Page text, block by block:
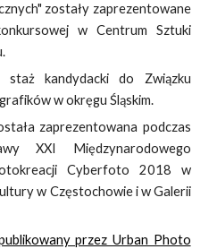
zostały zaprezentowane
w Centrum Sztuki
staż kandydacki do Związku
w okręgu Śląskim.
zaprezentowana podczas
XXI Międzynarodowego
Cyberfoto 2018 w
w Częstochowie i w Galerii
przez Urban Photo